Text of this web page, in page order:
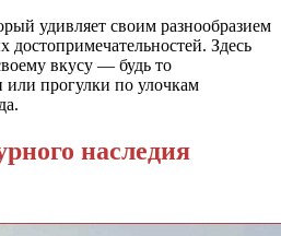
удивляет своим разнообразием
достопримечательностей. Здесь
вкусу — будь то
или прогулки по улочкам
наследия